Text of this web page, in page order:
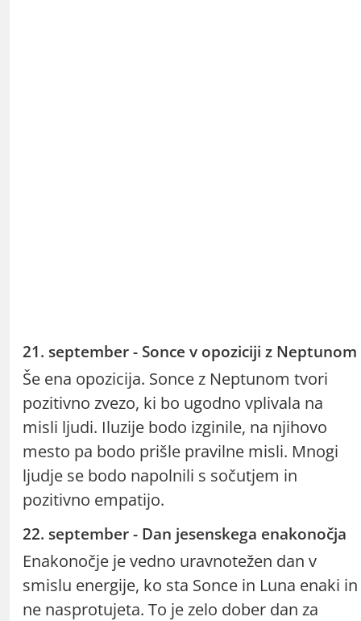
21. september - Sonce v opoziciji z Neptunom
Še ena opozicija. Sonce z Neptunom tvori
pozitivno zvezo, ki bo ugodno vplivala na
misli ljudi. Iluzije bodo izginile, na njihovo
mesto pa bodo prišle pravilne misli. Mnogi
ljudje se bodo napolnili s sočutjem in
pozitivno empatijo.
22. september - Dan jesenskega enakonočja
Enakonočje je vedno uravnotežen dan v
smislu energije, ko sta Sonce in Luna enaki in
ne nasprotujeta. To je zelo dober dan za